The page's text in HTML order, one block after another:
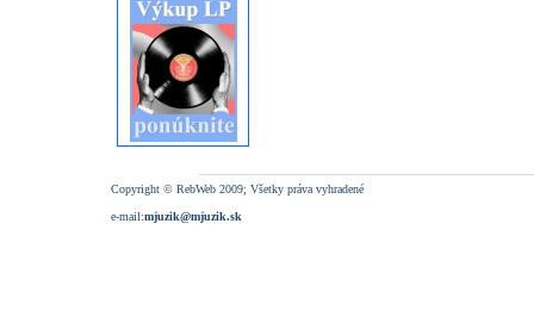
Copyright © RebWeb 2009; Všetky práva vyhradené
e-mail:mjuzik@mjuzik.sk